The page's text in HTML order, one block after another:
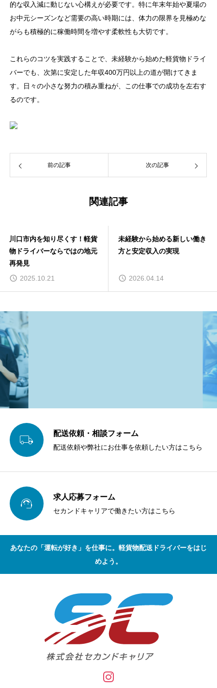
的な収入減に動じない心構えが必要です。特に年末年始や夏場の
お中元シーズンなど需要の高い時期には、体力の限界を見極めな
がらも積極的に稼働時間を増やす柔軟性も大切です。
これらのコツを実践することで、未経験から始めた軽貨物ドライ
バーでも、次第に安定した年収400万円以上の道が開けてきま
す。日々の小さな努力の積み重ねが、この仕事での成功を左右す
るのです。
前の記事 次の記事
関連記事
川口市内を知り尽くす！軽貨
物ドライバーならではの地元
再発見
2025.10.21
未経験から始める新しい働き
方と安定収入の実現
2026.04.14
 配送依頼・相談フォーム
配送依頼や弊社にお仕事を依頼したい方はこちら
 求人応募フォーム
セカンドキャリアで働きたい方はこちら
あなたの「運転が好き」を仕事に。軽貨物配送ドライバーをはじ
めよう。